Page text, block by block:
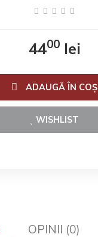
4400lei
ADAUGĂ ÎN COŞ
WISHLIST
OPINII (0)